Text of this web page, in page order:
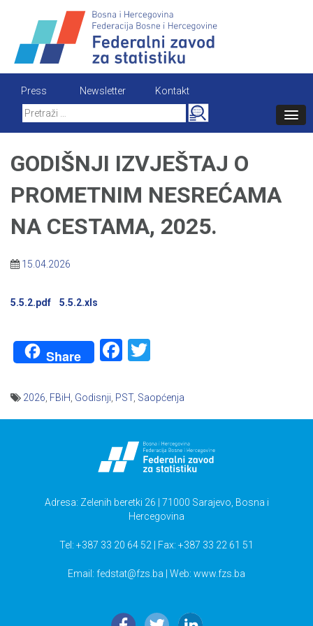
content
Press Newsletter
Kontakt
Search
for:
GODIŠNJI IZVJEŠTAJ O
PROMETNIM NESREĆAMA
NA CESTAMA, 2025.
15.04.2026
5.5.2.pdf 5.5.2.xls
Share Facebook
2026 FBiH Godisnji PST, Saopćenja
Adresa: Zelenih beretki 26 | 71000 Sarajevo, Bosna i
Hercegovina
Tel: +387 33 20 64 52 | Fax: +387 33 22 61 51
Email: fedstat@fzs.ba | Web: www.fzs.ba